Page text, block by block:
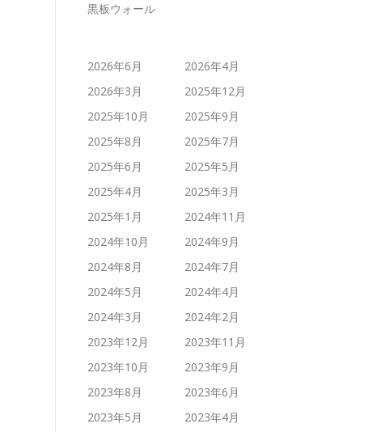
黒板ウォール
2026年6月
2026年4月
2026年3月
2025年12月
2025年10月
2025年9月
2025年8月
2025年7月
2025年6月
2025年5月
2025年4月
2025年3月
2025年1月
2024年11月
2024年10月
2024年9月
2024年8月
2024年7月
2024年5月
2024年4月
2024年3月
2024年2月
2023年12月
2023年11月
2023年10月
2023年9月
2023年8月
2023年6月
2023年5月
2023年4月